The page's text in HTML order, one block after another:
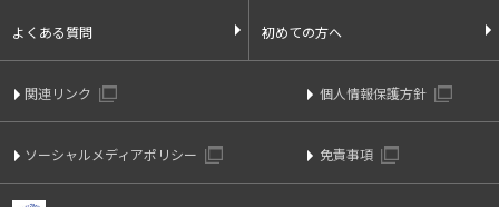
よくある質問 初めての方へ
関連リンク 個人情報保護方針
ソーシャルメディアポリシー 免責事項